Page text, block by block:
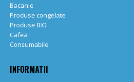
Bacanie
Produse congelate
Produse BIO
Cafea
Consumabile
INFORMATII